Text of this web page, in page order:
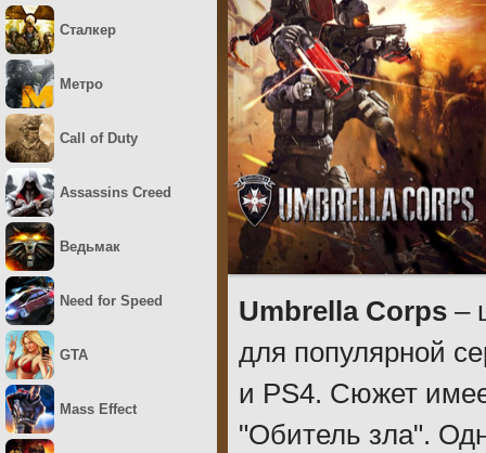
Umbrella Corps –
для популярной
и PS4. Сюжет
"Обитель зла".
Сталкер
Метро
Call of Duty
Assassins Creed
Ведьмак
Need for Speed
GTA
Mass Effect